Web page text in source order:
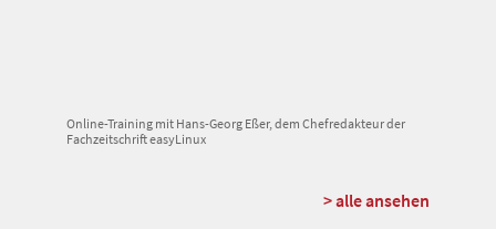
Online-Training mit Hans-Georg Eßer, dem Chefredakteur der
Fachzeitschrift easyLinux
> alle ansehen